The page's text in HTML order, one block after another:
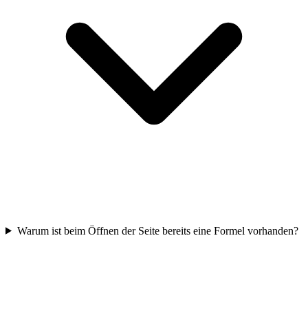
Warum ist beim Öffnen der Seite bereits eine Formel vorhanden?